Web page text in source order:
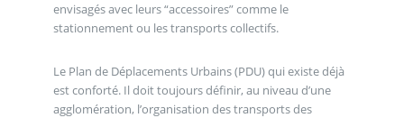
envisagés avec leurs “accessoires” comme le
stationnement ou les transports collectifs.
Le Plan de Déplacements Urbains (PDU) qui existe déjà
est conforté. Il doit toujours définir, au niveau d’une
agglomération, l’organisation des transports des